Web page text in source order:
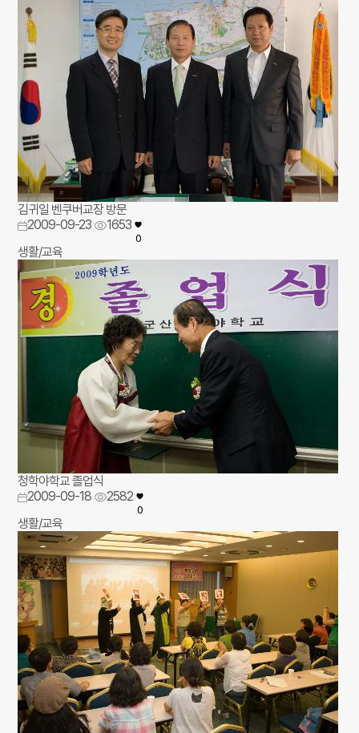
김귀일 벤쿠버교장 방문
2009-09-23
1653
0
생활/교육
청학야학교 졸업식
2009-09-18
2582
0
생활/교육